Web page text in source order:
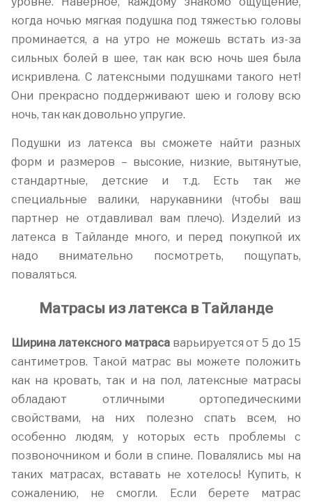
когда ночью мягкая подушка под тяжестью головы
проминается, а на утро не можешь встать из-за
сильных болей в шее, так как всю ночь шея была
искривлена. С латексными подушками такого нет!
Они прекрасно поддерживают шею и голову всю
ночь, так как довольно упругие.
Подушки из латекса вы сможете найти разных
форм и размеров – высокие, низкие, вытянутые,
стандартные, детские и т.д. Есть так же
специальные валики, нарукавники (чтобы ваш
партнер не отдавливал вам плечо). Изделий из
латекса в Тайланде много, и перед покупкой их
надо внимательно посмотреть, пощупать,
поваляться.
Матрасы из латекса в Тайланде
Ширина латексного матрасаварьируется от 5 до 15
сантиметров. Такой матрас вы можете положить
как на кровать, так и на пол, латексные матрасы
обладают отличными ортопедическими
свойствами, на них полезно спать всем, но
особенно людям, у которых есть проблемы с
позвоночником и боли в спине. Повалялись мы на
таких матрасах, вставать не хотелось! Купить, к
сожалению, не смогли. Если берете матрас